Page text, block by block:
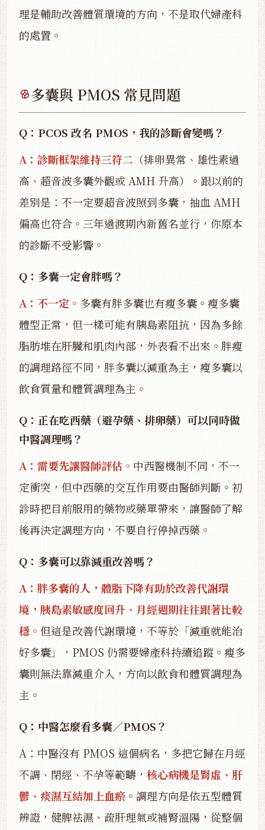
理是輔助改善體質環境的方向，不是取代婦產科
的處置。
多囊與 PMOS 常見問題
Q：PCOS 改名 PMOS，我的診斷會變嗎？
A：診斷框架維持三符二 （排卵異常、雄性素過
高、超音波多囊外觀或 AMH 升高）。跟以前的
差別是：不一定要超音波照到多囊，抽血 AMH
偏高也符合。三年過渡期內新舊名並行，你原本
的診斷不受影響。
Q：多囊一定會胖嗎？
A：不一定。 多囊有胖多囊也有瘦多囊。瘦多囊
體型正常，但一樣可能有胰島素阻抗，因為多餘
脂肪堆在肝臟和肌肉內部，外表看不出來。胖瘦
的調理路徑不同，胖多囊以減重為主，瘦多囊以
飲食質量和體質調理為主。
Q：正在吃西藥（避孕藥、排卵藥）可以同時做
中醫調理嗎？
A：需要先讓醫師評估。 中西醫機制不同，不一
定衝突，但中西藥的交互作用要由醫師判斷。初
診時把目前服用的藥物或藥單帶來，讓醫師了解
後再決定調理方向，不要自行停掉西藥。
Q：多囊可以靠減重改善嗎？
A：胖多囊的人，體脂下降有助於改善代謝環
境，胰島素敏感度回升、月經週期往往跟著比較
穩。 但這是改善代謝環境，不等於「減重就能治
好多囊」，PMOS 仍需要婦產科持續追蹤。瘦多
囊則無法靠減重介入，方向以飲食和體質調理為
主。
Q：中醫怎麼看多囊／PMOS？
A：中醫沒有 PMOS 這個病名，多把它歸在月經
不調、閉經、不孕等範疇， 核心病機是腎虛、肝
鬱、痰濕互結加上血瘀 。調理方向是依五型體質
辨證，健脾祛濕、疏肝理氣或補腎溫陽，從整個